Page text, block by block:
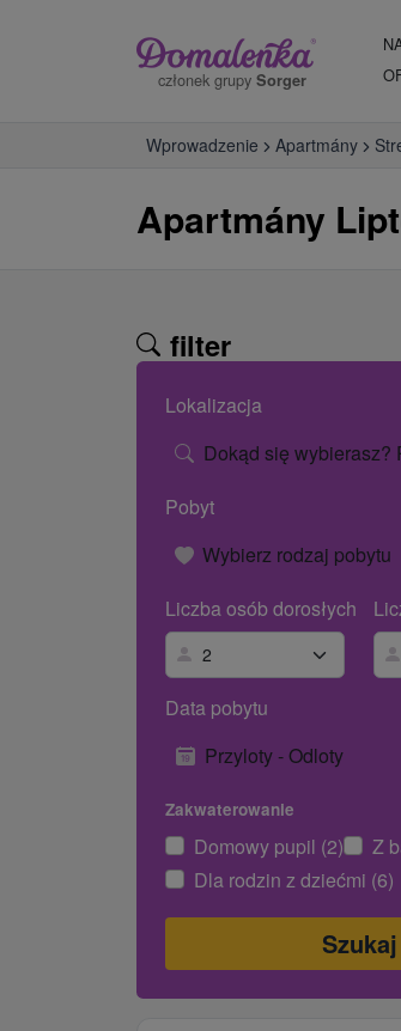
członek grupy Sorger
Wprowadzenie Apartmány
Apartmány
filter
Lokalizacja
Dokąd się wybierasz?
Pobyt
Wybierz rodzaj pobytu
Liczba osób dorosłych
Data pobytu
Przyloty - Odloty
Zakwaterowanie
Domowy pupil (2)
Z
Dla rodzin z dziećmi (6)